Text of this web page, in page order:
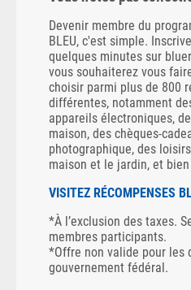
Devenir membre du
BLEU, c'est simple.
quelques minutes sur
vous souhaiterez vous
choisir parmi plus de 800
différentes, notamment
appareils électroniques,
maison, des chèques-
photographique, des
maison et le jardin, et
VISITEZ RÉCOMPENSES
*À l’exclusion des taxes.
membres participants.
*Offre non valide pour les
gouvernement fédéral.